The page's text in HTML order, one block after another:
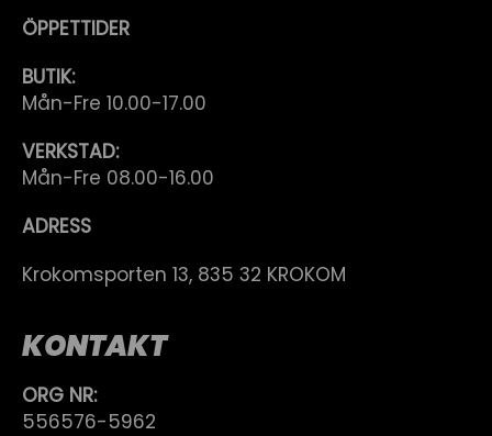
ÖPPETTIDER
BUTIK:
Mån-Fre 10.00-17.00
VERKSTAD:
Mån-Fre 08.00-16.00
ADRESS
Krokomsporten 13, 835 32 KROKOM
KONTAKT
ORG NR:
556576-5962